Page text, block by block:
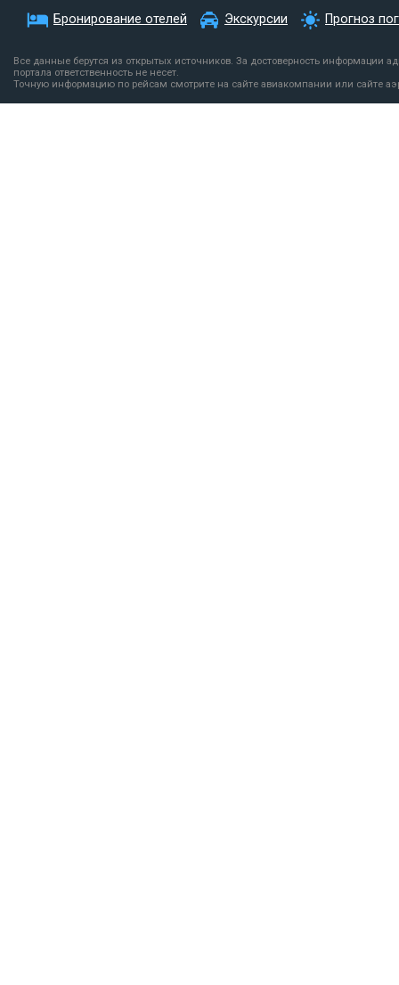
Бронирование отелей Экскурсии Прогноз
Все данные берутся из открытых источников. За достоверность информации
портала ответственность не несет.
Точную информацию по рейсам смотрите на сайте авиакомпании или сайте